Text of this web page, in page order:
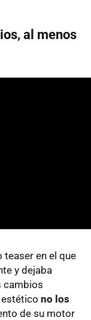
al menos
teaser en el que
y dejaba
cambios
no los
de su motor